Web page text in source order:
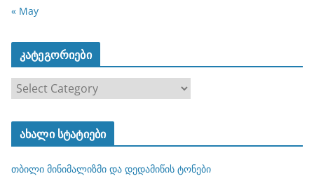
« May
კატეგორიები
ა
ტ
ო
ახალი სტატიები
თბილი მინიმალიზმი და დედამიწის ტონები